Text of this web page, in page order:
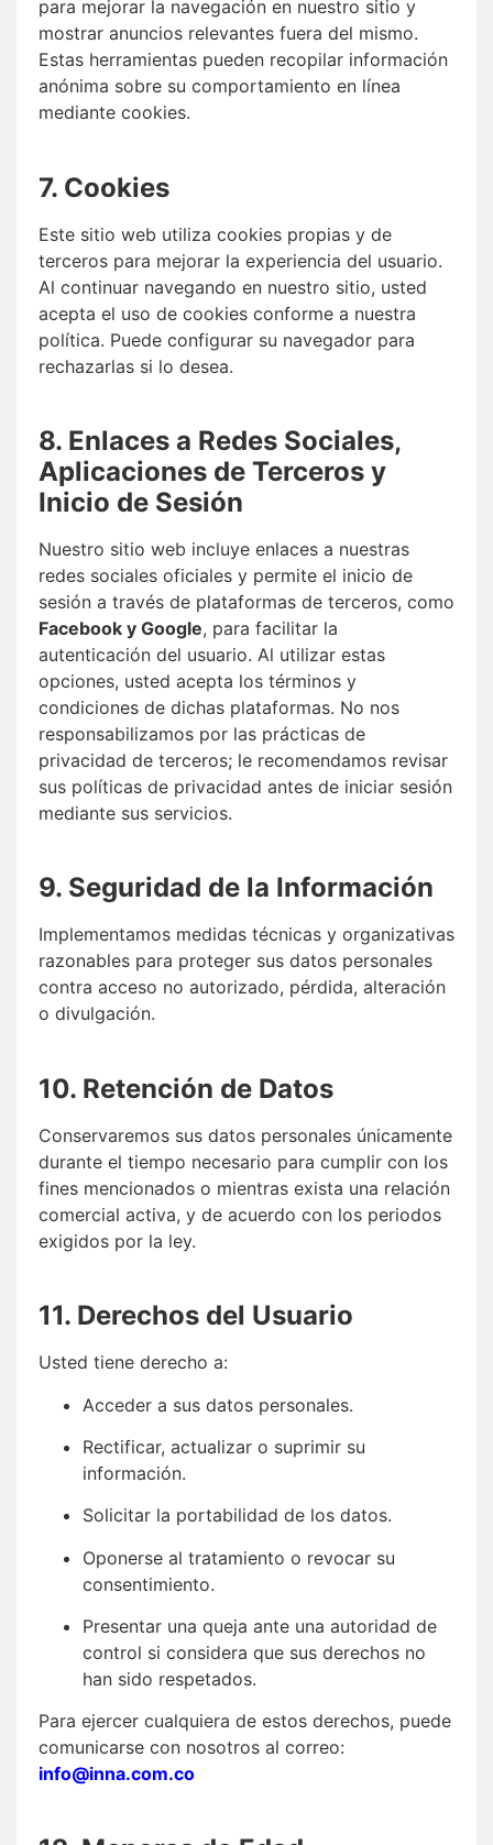
para mejorar la navegación en nuestro sitio y
mostrar anuncios relevantes fuera del mismo.
Estas herramientas pueden recopilar información
anónima sobre su comportamiento en línea
mediante cookies.
7. Cookies
Este sitio web utiliza cookies propias y de
terceros para mejorar la experiencia del usuario.
Al continuar navegando en nuestro sitio, usted
acepta el uso de cookies conforme a nuestra
política. Puede configurar su navegador para
rechazarlas si lo desea.
8. Enlaces a Redes Sociales,
Aplicaciones de Terceros y
Inicio de Sesión
Nuestro sitio web incluye enlaces a nuestras
redes sociales oficiales y permite el inicio de
sesión a través de plataformas de terceros, como
Facebook y Google, para facilitar la
autenticación del usuario. Al utilizar estas
opciones, usted acepta los términos y
condiciones de dichas plataformas. No nos
responsabilizamos por las prácticas de
privacidad de terceros; le recomendamos revisar
sus políticas de privacidad antes de iniciar sesión
mediante sus servicios.
9. Seguridad de la Información
Implementamos medidas técnicas y organizativas
razonables para proteger sus datos personales
contra acceso no autorizado, pérdida, alteración
o divulgación.
10. Retención de Datos
Conservaremos sus datos personales únicamente
durante el tiempo necesario para cumplir con los
fines mencionados o mientras exista una relación
comercial activa, y de acuerdo con los periodos
exigidos por la ley.
11. Derechos del Usuario
Usted tiene derecho a:
Acceder a sus datos personales.
Rectificar, actualizar o suprimir su
información.
Solicitar la portabilidad de los datos.
Oponerse al tratamiento o revocar su
consentimiento.
Presentar una queja ante una autoridad de
control si considera que sus derechos no
han sido respetados.
Para ejercer cualquiera de estos derechos, puede
comunicarse con nosotros al correo:
info@inna.com.co